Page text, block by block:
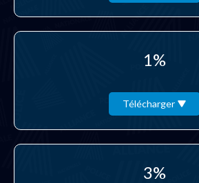
1%
Télécharger
3%